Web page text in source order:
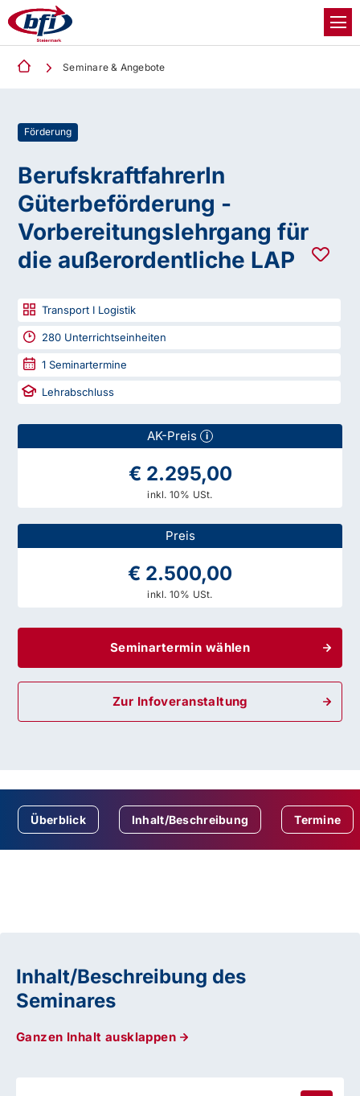
Seminare & Angebote
Förderung
BerufskraftfahrerIn
Güterbeförderung -
Vorbereitungslehrgang für
die außerordentliche LAP
Transport I Logistik
280 Unterrichtseinheiten
1 Seminartermine
Lehrabschluss
AK-Preis i
€ 2.295,00
inkl. 10% USt.
Preis
€ 2.500,00
inkl. 10% USt.
Seminartermin wählen
Zur Infoveranstaltung
Überblick Inhalt/Beschreibung Termine
Inhalt/Beschreibung des
Seminares
Ganzen Inhalt ausklappen